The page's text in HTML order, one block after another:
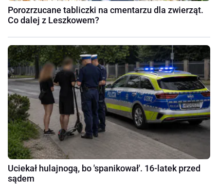
Porozrzucane tabliczki na cmentarzu dla zwierząt.
Co dalej z Leszkowem?
Uciekał hulajnogą, bo 'spanikował'. 16-latek przed
sądem